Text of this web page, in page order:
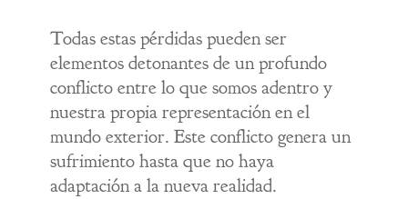
Todas estas pérdidas pueden ser
elementos detonantes de un profundo
conflicto entre lo que somos adentro y
nuestra propia representación en el
mundo exterior. Este conflicto genera un
sufrimiento hasta que no haya
adaptación a la nueva realidad.